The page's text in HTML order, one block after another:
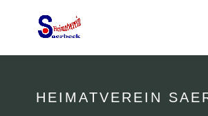
HEIMATVEREIN